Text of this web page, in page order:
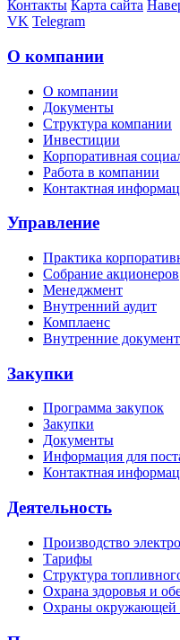
Контакты Карта сайта
VK Telegram
О компании
О компании
Документы
Структура компании
Инвестиции
Корпоративная
Работа в компании
Контактная
Управление
Практика
Собрание акционеров
Менеджмент
Внутренний аудит
Комплаенс
Внутренние
Закупки
Программа закупок
Закупки
Документы
Информация для
Контактная
Деятельность
Производство
Тарифы
Структура
Охрана здоровья и
Охраны окружающей